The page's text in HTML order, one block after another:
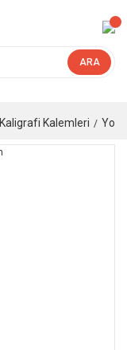
ARA
Kaligrafi Kalemleri